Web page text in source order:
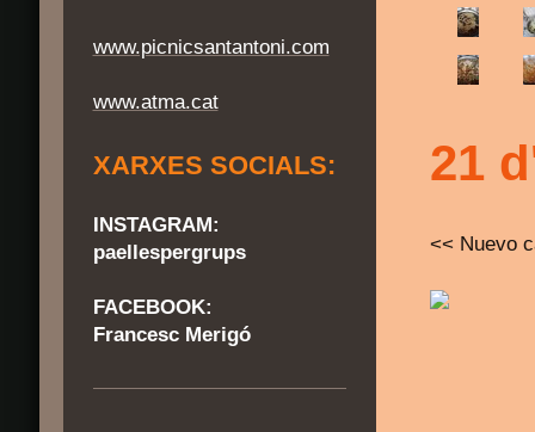
21
<< Nuevo
www.picnicsantantoni.com
www.atma.cat
XARXES SOCIALS:
INSTAGRAM:
paellespergrups
FACEBOOK:
Francesc Merigó